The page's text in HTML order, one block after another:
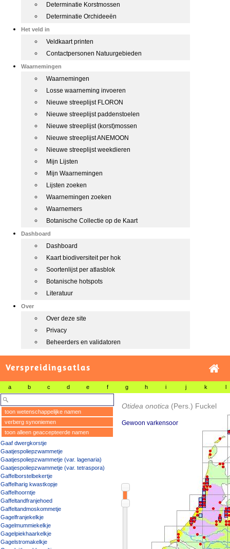
Determinatie Korstmossen
Determinatie Orchideeën
Het veld in
Veldkaart printen
Contactpersonen Natuurgebieden
Waarnemingen
Waarnemingen
Losse waarneming invoeren
Nieuwe streeplijst FLORON
Nieuwe streeplijst paddenstoelen
Nieuwe streeplijst (korst)mossen
Nieuwe streeplijst ANEMOON
Nieuwe streeplijst weekdieren
Mijn Lijsten
Mijn Waarnemingen
Lijsten zoeken
Waarnemingen zoeken
Waarnemers
Botanische Collectie op de Kaart
Dashboard
Dashboard
Kaart biodiversiteit per hok
Soortenlijst per atlasblok
Botanische hotspots
Literatuur
Over
Over deze site
Privacy
Beheerders en validatoren
Verspreidingsatlas
a b c d e f g h i j k l
toon wetenschappelijke namen
verberg synoniemen
toon alleen geaccepteerde namen
Gaaf dwergkorstje
Gaatjespoliepzwammetje
Gaatjespoliepzwammetje (var. lagenaria)
Gaatjespoliepzwammetje (var. tetraspora)
Gaffelborstelbekertje
Gaffelharig kwastkopje
Gaffelhoorntje
Gaffeltandfranjehoed
Gaffeltandmoskommetje
Gagelfranjekelkje
Gagelmummiekelkje
Gagelpiekhaarkelkje
Gagelstromakelkje
Otidea onotica (Pers.) Fuckel
Gewoon varkensoor